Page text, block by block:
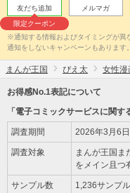
友だち追加
限定クーポン
メルマガ
※通知する情報およびタイミングが異
通知をしないキャンペーンもあります
まんが王国 ぴえ太 女性漫
お得感No.1表記について
「電子コミックサービスに関す
調査期間 2026年3月6
調査対象
まんが王国ま
をメイン且つ
サンプル数 1,236サンプル